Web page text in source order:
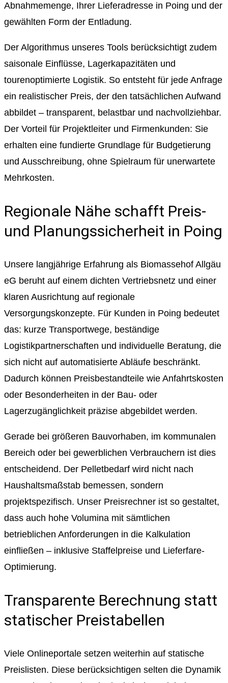
Abnahmemenge, Ihrer Lieferadresse in Poing und der
gewählten Form der Entladung.
Der Algorithmus unseres Tools berücksichtigt zudem
saisonale Einflüsse, Lagerkapazitäten und
tourenoptimierte Logistik. So entsteht für jede Anfrage
ein realistischer Preis, der den tatsächlichen Aufwand
abbildet – transparent, belastbar und nachvollziehbar.
Der Vorteil für Projektleiter und Firmenkunden: Sie
erhalten eine fundierte Grundlage für Budgetierung
und Ausschreibung, ohne Spielraum für unerwartete
Mehrkosten.
Regionale Nähe schafft Preis-
und Planungssicherheit in Poing
Unsere langjährige Erfahrung als Biomassehof Allgäu
eG beruht auf einem dichten Vertriebsnetz und einer
klaren Ausrichtung auf regionale
Versorgungskonzepte. Für Kunden in Poing bedeutet
das: kurze Transportwege, beständige
Logistikpartnerschaften und individuelle Beratung, die
sich nicht auf automatisierte Abläufe beschränkt.
Dadurch können Preisbestandteile wie Anfahrtskosten
oder Besonderheiten in der Bau- oder
Lagerzugänglichkeit präzise abgebildet werden.
Gerade bei größeren Bauvorhaben, im kommunalen
Bereich oder bei gewerblichen Verbrauchern ist dies
entscheidend. Der Pelletbedarf wird nicht nach
Haushaltsmaßstab bemessen, sondern
projektspezifisch. Unser Preisrechner ist so gestaltet,
dass auch hohe Volumina mit sämtlichen
betrieblichen Anforderungen in die Kalkulation
einfließen – inklusive Staffelpreise und Lieferfare-
Optimierung.
Transparente Berechnung statt
statischer Preistabellen
Viele Onlineportale setzen weiterhin auf statische
Preislisten. Diese berücksichtigen selten die Dynamik